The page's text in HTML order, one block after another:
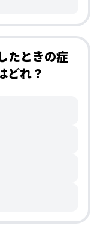
たときの症
どれ？